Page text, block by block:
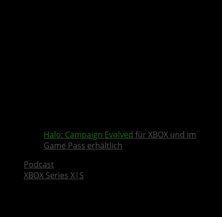
Halo: Campaign Evolved für XBOX und im
Game Pass erhältlich
Podcast
XBOX Series X|S